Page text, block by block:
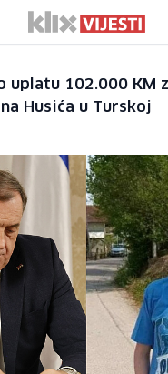
uplatu 102.000 KM
Husića u Turskoj